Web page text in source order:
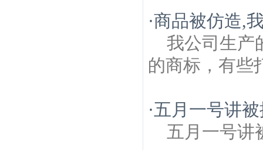
·商品被仿造,
我公司生产
的商标，有些
·五月一号讲
五月一号讲